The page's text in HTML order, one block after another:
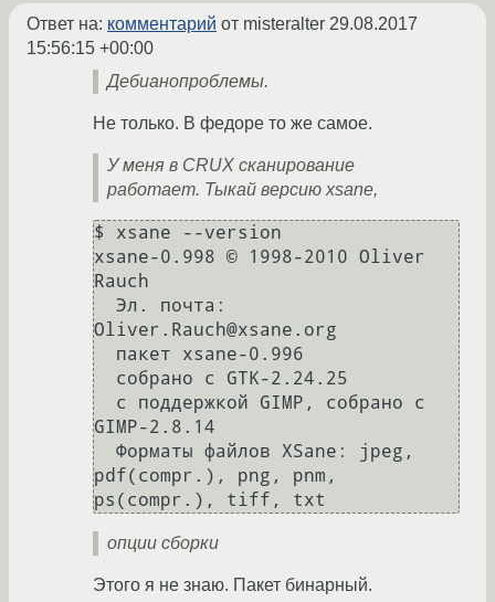
Ответ на: комментарий от misteralter 29.08.2017
15:56:15 +00:00
Дебианопроблемы.
Не только. В федоре то же самое.
У меня в CRUX сканирование
работает. Тыкай версию xsane,
$ xsane --version
xsane-0.998 © 1998-2010 Oliver
Rauch
Oliver.Rauch@xsane.org
GIMP-2.8.14
pdf(compr.), png, pnm,
опции сборки
Этого я не знаю. Пакет бинарный.